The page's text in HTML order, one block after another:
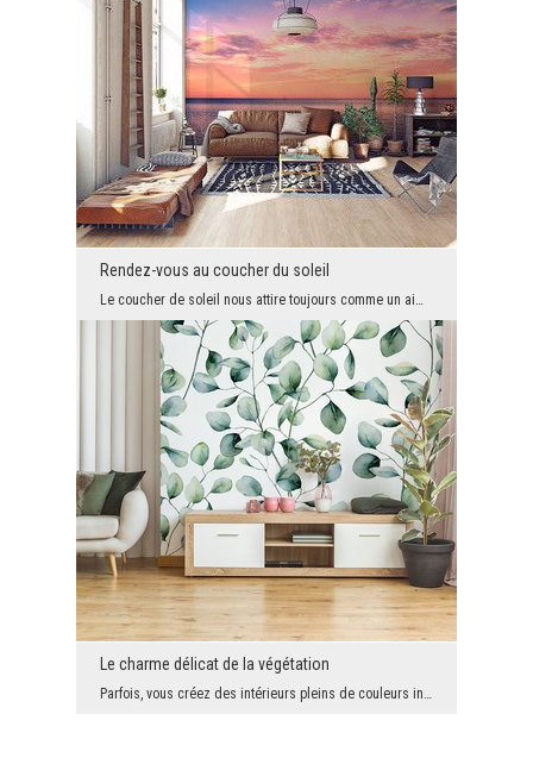
Rendez-vous au coucher du soleil
Le charme délicat de la végétation